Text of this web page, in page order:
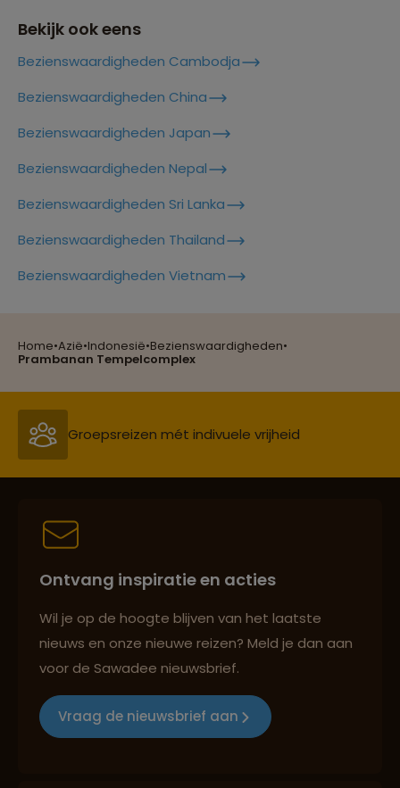
Home•Azië•Indonesië•Bezienswaardigheden•
Prambanan TempelcomplexLees meer over Kelingking Beach
Lees meer over Lombok
Lees meer over Malang
Lees meer over Medan
Lees meer over Merapi
Bekijk ook eens
Bezienswaardigheden Cambodja
Bezienswaardigheden China
Bezienswaardigheden Japan
Bezienswaardigheden Nepal
Bezienswaardigheden Sri Lanka
Bezienswaardigheden Thailand
Bezienswaardigheden Vietnam
Groepsreizen mét indivuele vrijheid
Persoonlijk en deskundig reisadvies
Best beoordeelde reisroutes
Groepsreizen mét indivuele vrijheid
Ontvang inspiratie en acties
Wil je op de hoogte blijven van het laatste
nieuws en onze nieuwe reizen? Meld je dan aan
voor de Sawadee nieuwsbrief.
Vraag de nieuwsbrief aan